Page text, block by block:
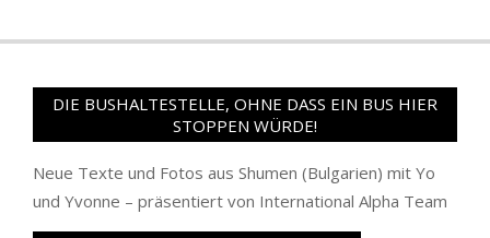
DIE BUSHALTESTELLE, OHNE DASS EIN BUS HIER
STOPPEN WÜRDE!
Neue Texte und Fotos aus Shumen (Bulgarien) mit Yo
und Yvonne – präsentiert von International Alpha Team